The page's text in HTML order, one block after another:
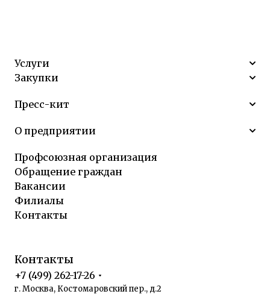
Услуги
Закупки
Пресс-кит
О предприятии
Профсоюзная организация
Обращение граждан
Вакансии
Филиалы
Контакты
Контакты
+7 (499) 262-17-26
г. Москва, Костомаровский пер., д.2